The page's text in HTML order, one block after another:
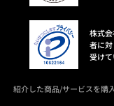
株式
者に
受けて
紹介した商品/サービスを購